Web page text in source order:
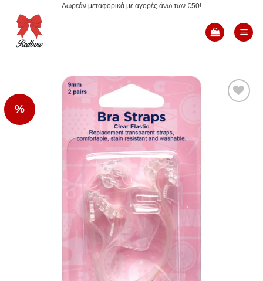
περιεχόμενο
Δωρεάν μεταφορικά με αγορές άνω των €50!
%